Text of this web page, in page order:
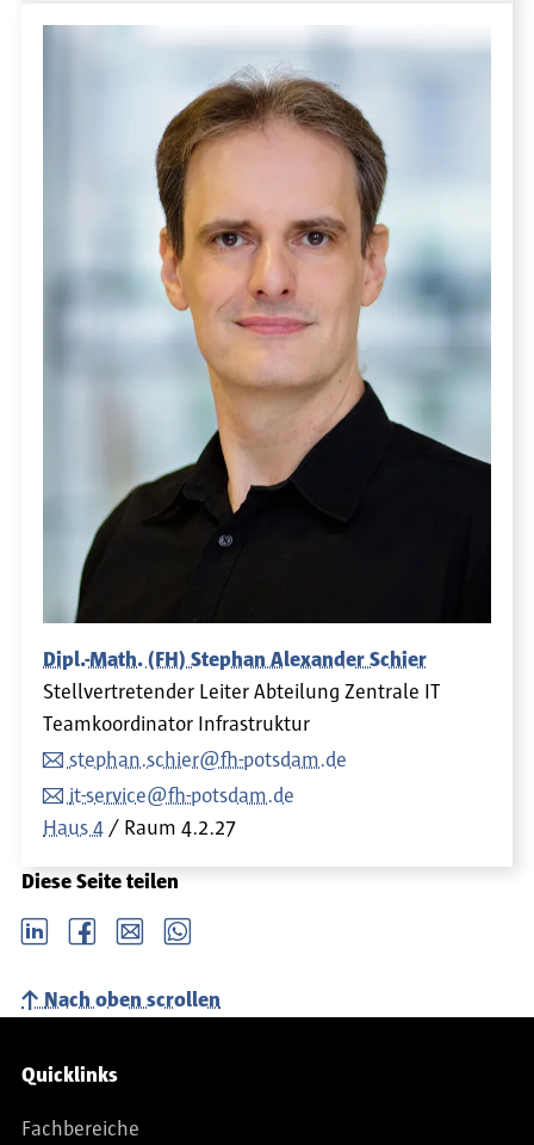
Dipl.-Math. (FH) Stephan Alexander Schier
Stellvertretender Leiter Abteilung Zentrale IT
Teamkoordinator Infrastruktur
stephan.schier@fh-potsdam.de
it-service@fh-potsdam.de
Haus 4
Raum 4.2.27
Diese Seite teilen
LinkedIn Facebook email Whatsapp
Nach oben scrollen
Service-Navigation
Quicklinks
Fachbereiche